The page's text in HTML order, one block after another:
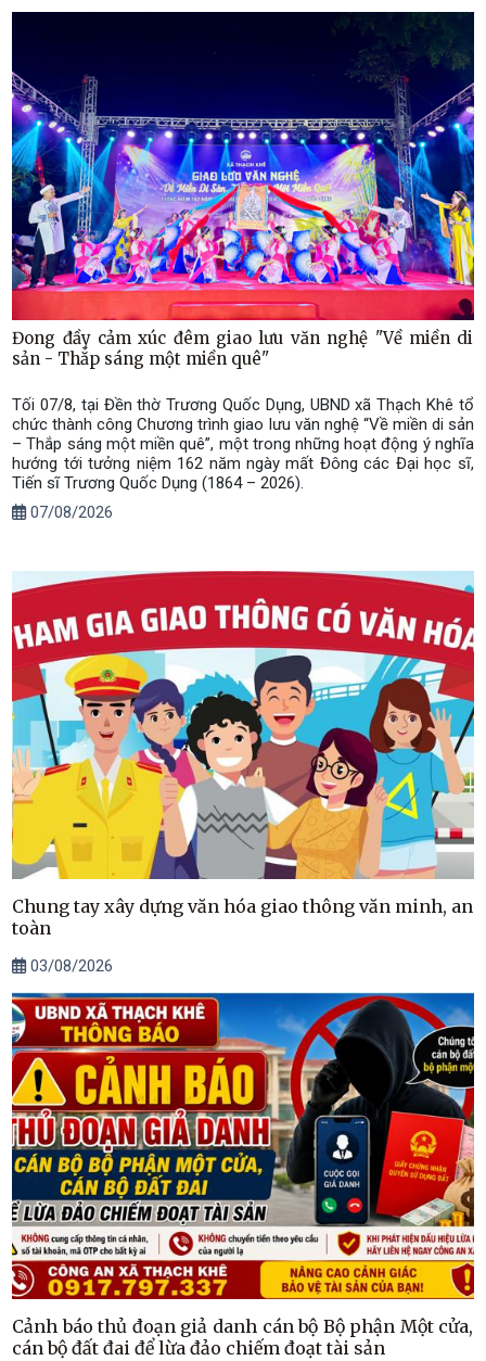
Đong đầy cảm xúc đêm giao lưu văn nghệ "Về miền di
sản - Thắp sáng một miền quê"
Tối 07/8, tại Đền thờ Trương Quốc Dụng, UBND xã Thạch Khê tổ
chức thành công Chương trình giao lưu văn nghệ “Về miền di sản
– Thắp sáng một miền quê”, một trong những hoạt động ý nghĩa
hướng tới tưởng niệm 162 năm ngày mất Đông các Đại học sĩ,
Tiến sĩ Trương Quốc Dụng (1864 – 2026).
07/08/2026
Chung tay xây dựng văn hóa giao thông văn minh, an
toàn
03/08/2026
Cảnh báo thủ đoạn giả danh cán bộ Bộ phận Một cửa,
cán bộ đất đai để lừa đảo chiếm đoạt tài sản